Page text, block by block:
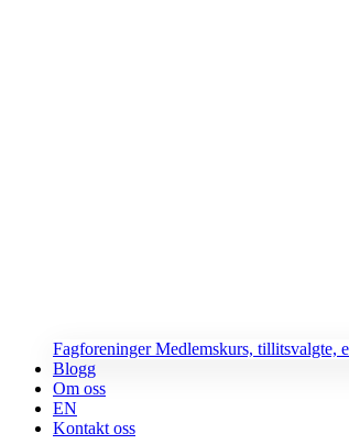
FagforeningerMedlemskurs, tillitsvalgte,
Blogg
Om oss
EN
Kontakt oss